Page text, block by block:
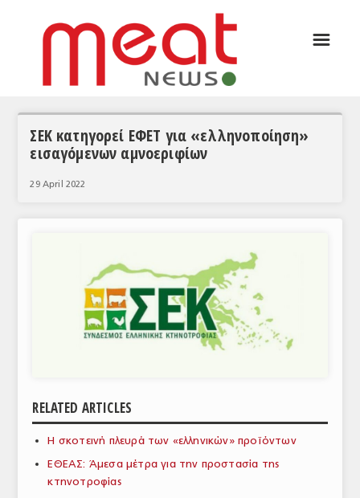
ΣΥΝΕΝΤΕΥΞΕΙΣ
ΘΕΜΑΤΑ
ΕΥΡΩΠΑΪΚΕΣ ΑΠΟΦΑΣΕΙΣ
ΕΜΠΟΡΙΚΟΣ ΚΑΤΑΛΟΓΟΣ
ΠΑΡΑΓΩΓΗ & ΕΜΠΟΡΙΑ
ΣΦΑΓΕΙΑ
☰
ΣΕΚ κατηγορεί ΕΦΕΤ για «ελληνοποίηση»
εισαγόμενων αμνοεριφίων
29 April 2022
RELATED ARTICLES
Η σκοτεινή πλευρά των «ελληνικών» προϊόντων
ΕΘΕΑΣ: Άμεσα μέτρα για την προστασία της
κτηνοτροφίας